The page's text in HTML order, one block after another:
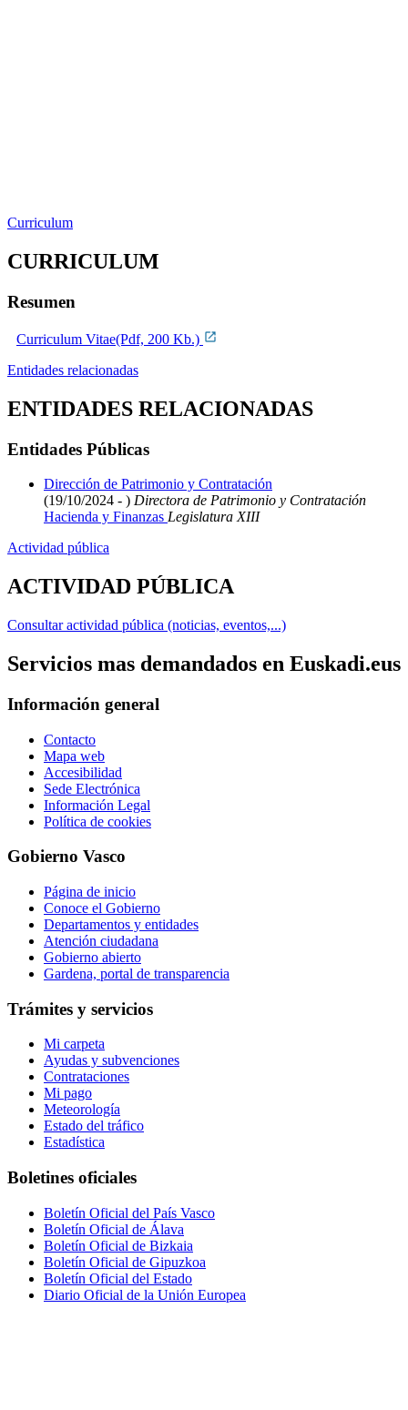
Curriculum
CURRICULUM
Resumen
Curriculum Vitae(Pdf, 200 Kb.)
Entidades relacionadas
ENTIDADES RELACIONADAS
Entidades Públicas
Dirección de Patrimonio y Contratación
(19/10/2024 - ) Directora de Patrimonio y Contratación
Hacienda y Finanzas Legislatura XIII
Actividad pública
ACTIVIDAD PÚBLICA
Consultar actividad pública (noticias, eventos,...)
Servicios mas demandados en Euskadi.eus
Información general
Contacto
Mapa web
Accesibilidad
Sede Electrónica
Información Legal
Política de cookies
Gobierno Vasco
Página de inicio
Conoce el Gobierno
Departamentos y entidades
Atención ciudadana
Gobierno abierto
Gardena, portal de transparencia
Trámites y servicios
Mi carpeta
Ayudas y subvenciones
Contrataciones
Mi pago
Meteorología
Estado del tráfico
Estadística
Boletines oficiales
Boletín Oficial del País Vasco
Boletín Oficial de Álava
Boletín Oficial de Bizkaia
Boletín Oficial de Gipuzkoa
Boletín Oficial del Estado
Diario Oficial de la Unión Europea